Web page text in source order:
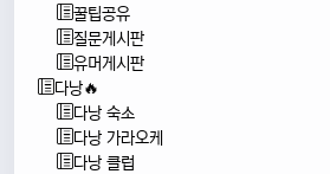
꿀팁공유
질문게시판
유머게시판
다낭🔥
다낭 숙소
다낭 가라오케
다낭 클럽